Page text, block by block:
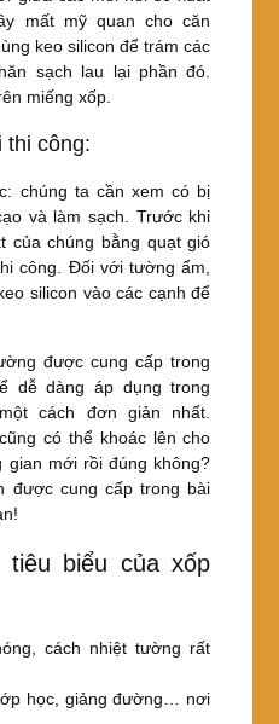
mất mỹ quan cho căn
keo silicon để trám các
sạch lau lại phần đó.
miếng xốp.
thi công:
chúng ta cần xem có bị
và làm sạch. Trước khi
của chúng bằng quạt gió
công. Đối với tường ẩm,
silicon vào các cạnh để
được cung cấp trong
dễ dàng áp dụng trong
cách đơn giản nhất.
có thể khoác lên cho
gian mới rồi đúng không?
được cung cấp trong bài
tiêu biểu của xốp
cách nhiệt tường rất
học, giảng đường… nơi